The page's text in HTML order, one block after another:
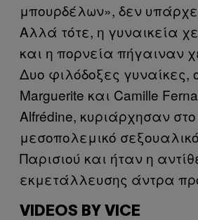
μπουρδέλων», δεν
Αλλά τότε, η γυναικεία
και η πορνεία πήγαιναν
Δυο φιλόδοξες γυναίκες,
Marguerite και Camille
Alfrédine, κυριάρχησαν στο
μεσοπολεμικό
Παρισιού και ήταν η
εκμετάλλευσης άντρα
VIDEOS BY VICE